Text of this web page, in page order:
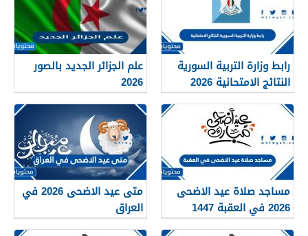
رابط وزارة التربية السورية
النتائج الامتحانية 2026
علم الجزائر الجديد بالصور
2026
مساجد صلاة عيد الاضحى
2026 في العقبة 1447
متى عيد الاضحى 2026 في
العراق